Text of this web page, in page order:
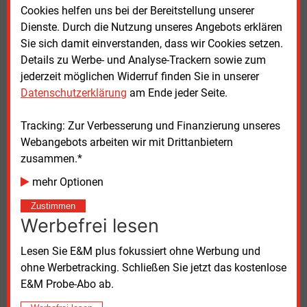
Cookies helfen uns bei der Bereitstellung unserer
Dienste. Durch die Nutzung unseres Angebots erklären
Sie sich damit einverstanden, dass wir Cookies setzen.
Details zu Werbe- und Analyse-Trackern sowie zum
jederzeit möglichen Widerruf finden Sie in unserer
Datenschutzerklärung am Ende jeder Seite.
Tracking: Zur Verbesserung und Finanzierung unseres
Webangebots arbeiten wir mit Drittanbietern
zusammen.*
mehr Optionen
Zustimmen
Werbefrei lesen
Lesen Sie E&M plus fokussiert ohne Werbung und
ohne Werbetracking. Schließen Sie jetzt das kostenlose
E&M Probe-Abo ab.
Die erste Ausbaustufe, Nordseecluster A, umfasst
660 MW und ist bereits im Bau. Die Fertigstellung ist
für Anfang 2027 vorgesehen. Zusammen werden die
Windparks des Nordseeclusters jährlich rund 6,5
Milliarden kWh Strom erzeugen, der insbesondere der
Dazu zählt auch Amazon, für das RWE kürzlich einen
Stromabnahmevertrag über 110 MW aus dem
Nordseecluster B unterzeichnete.
Tobias Keitel, Chief Technology Officer von RWE
Offshore Wind, erklärte, dass die Genehmigungen
„die Ampeln auf Grün“ gesetzt hätten und der Ausbau
nun fortgesetzt werden könne. „Mit dem
Nordseecluster treibt RWE die Energiewende aktiv
voran und stärkt die Versorgungssicherheit“, sagte